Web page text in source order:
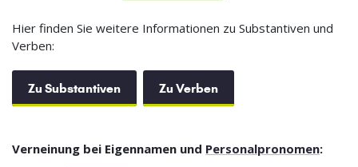
Hier finden Sie weitere Informationen zu Substantiven und
Verben:
Zu Substantiven Zu Verben
Verneinung bei Eigennamen und Personalpronomen: